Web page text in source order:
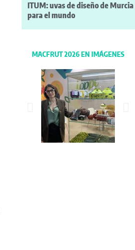
ITUM: uvas de diseño de Murcia
para el mundo
MACFRUT 2026 EN IMÁGENES